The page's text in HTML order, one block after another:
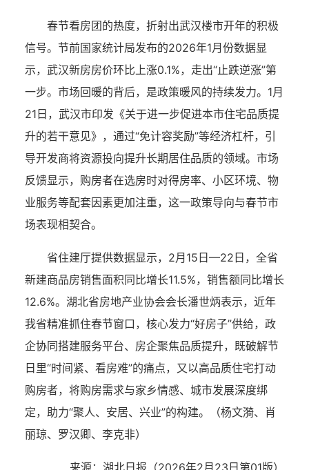
春节看房团的热度，折射出武汉楼市开年的积极
信号。节前国家统计局发布的2026年1月份数据显
示，武汉新房房价环比上涨0.1%，走出“止跌逆涨”第
一步。市场回暖的背后，是政策暖风的持续发力。1月
21日，武汉市印发《关于进一步促进本市住宅品质提
升的若干意见》，通过“免计容奖励”等经济杠杆，引
导开发商将资源投向提升长期居住品质的领域。市场
反馈显示，购房者在选房时对得房率、小区环境、物
业服务等配套因素更加注重，这一政策导向与春节市
场表现相契合。
省住建厅提供数据显示，2月15日—22日，全省
新建商品房销售面积同比增长11.5%，销售额同比增长
12.6%。湖北省房地产业协会会长潘世炳表示，近年
我省精准抓住春节窗口，核心发力“好房子”供给，政
企协同搭建服务平台、房企聚焦品质提升，既破解节
日里“时间紧、看房难”的痛点，又以高品质住宅打动
购房者，将购房需求与家乡情感、城市发展深度绑
定，助力“聚人、安居、兴业”的构建。（杨文漪、肖
丽琼、 罗汉卿、李克非）
来源：湖北日报 （2026年2月23日 第01版）